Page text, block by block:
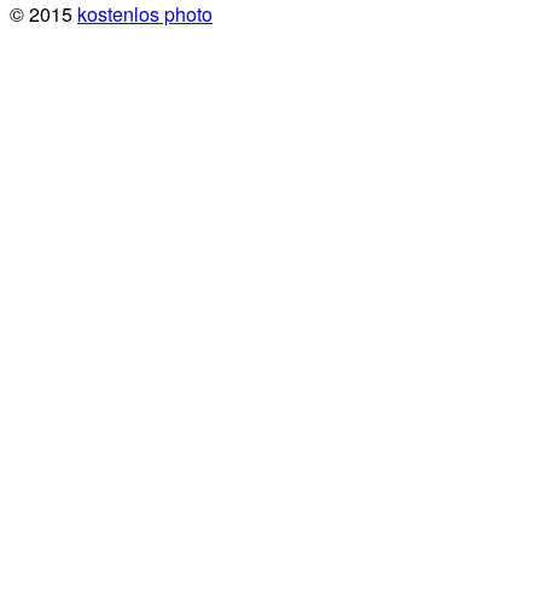
© 2015 kostenlos photo